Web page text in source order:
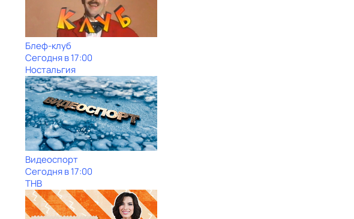
Блеф-клуб
Сегодня в 17:00
Ностальгия
Видеоспорт
Сегодня в 17:00
ТНВ